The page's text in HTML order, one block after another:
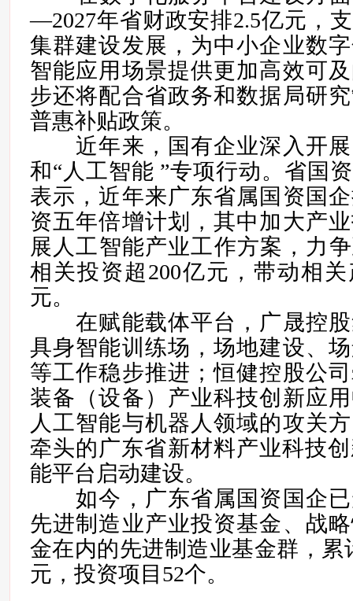
—2027年省财政安排2.5亿元，
集群建设发展，为中小企业数
智能应用场景提供更加高效可
步还将配合省政务和数据局研
普惠补贴政策。
近年来，国有企业深入开展
和“人工智能 ”专项行动。省国
表示，近年来广东省属国资国
资五年倍增计划，其中加大产
展人工智能产业工作方案，力
相关投资超200亿元，带动相
元。
在赋能载体平台，广晟控股
具身智能训练场，场地建设、
等工作稳步推进；恒健控股公
装备（设备）产业科技创新应
人工智能与机器人领域的攻关
牵头的广东省新材料产业科技
能平台启动建设。
如今，广东省属国资国企已
先进制造业产业投资基金、战
金在内的先进制造业基金群，累
元，投资项目52个。